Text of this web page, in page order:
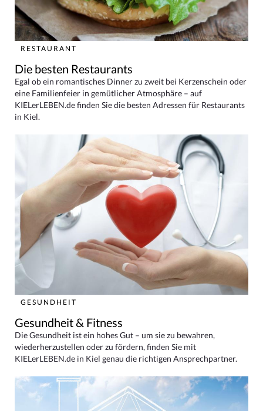
RESTAURANT
Die besten Restaurants
Egal ob ein romantisches Dinner zu zweit bei Kerzenschein oder
eine Familienfeier in gemütlicher Atmosphäre – auf
KIELerLEBEN.de finden Sie die besten Adressen für Restaurants
in Kiel.
GESUNDHEIT
Gesundheit & Fitness
Die Gesundheit ist ein hohes Gut – um sie zu bewahren,
wiederherzustellen oder zu fördern, finden Sie mit
KIELerLEBEN.de in Kiel genau die richtigen Ansprechpartner.